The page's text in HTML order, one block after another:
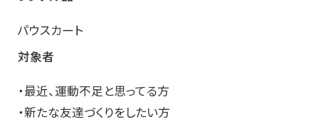
パウスカート
対象者
・最近、運動不足と思ってる方
・新たな友達づくりをしたい方